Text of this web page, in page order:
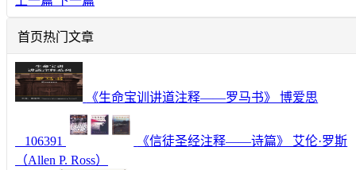
首页热门文章
《生命宝训讲道注释——罗马书》 博爱思
106391
《信徒圣经注释——诗篇》 艾伦·罗斯
（Allen P. Ross）